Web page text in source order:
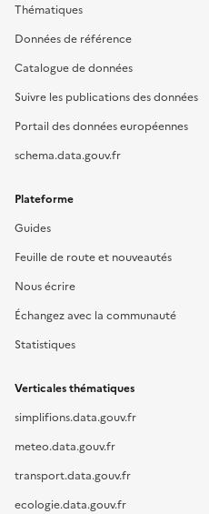
Thématiques
Données de référence
Catalogue de données
Suivre les publications des données
Portail des données européennes
schema.data.gouv.fr
Plateforme
Guides
Feuille de route et nouveautés
Nous écrire
Échangez avec la communauté
Statistiques
Verticales thématiques
simplifions.data.gouv.fr
meteo.data.gouv.fr
transport.data.gouv.fr
ecologie.data.gouv.fr